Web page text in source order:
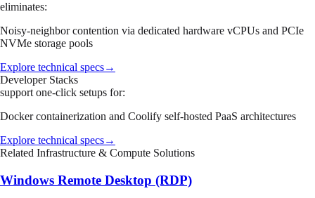
eliminates:
Noisy-neighbor contention via dedicated hardware vCPUs and PCIe
NVMe storage pools
Explore technical specs→
Developer Stacks
support one-click setups for:
Docker containerization and Coolify self-hosted PaaS architectures
Explore technical specs→
Related Infrastructure & Compute Solutions
Windows Remote Desktop (RDP)